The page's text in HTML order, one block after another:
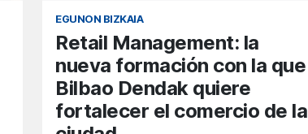
EGUNON BIZKAIA
Retail Management: la
nueva formación con la que
Bilbao Dendak quiere
fortalecer el comercio de la